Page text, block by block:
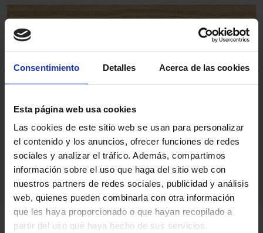
Consentimiento Detalles Acerca de las cookies
Esta página web usa cookies
Las cookies de este sitio web se usan para personalizar
el contenido y los anuncios, ofrecer funciones de redes
sociales y analizar el tráfico. Además, compartimos
información sobre el uso que haga del sitio web con
nuestros partners de redes sociales, publicidad y análisis
web, quienes pueden combinarla con otra información
que les haya proporcionado o que hayan recopilado a
partir del uso que haya hecho de sus servicios.
Farmhouse Oak
TFWSA2204F LRV 38
ver todas las muestras de 19 colors